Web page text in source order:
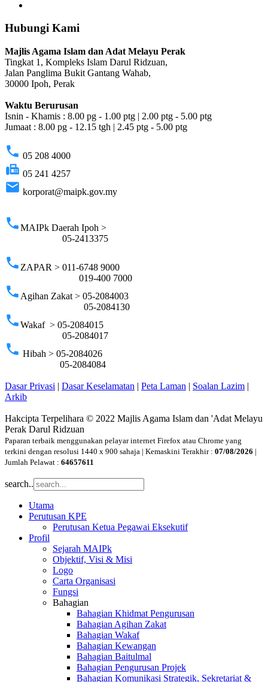
Hubungi Kami
Majlis Agama Islam dan Adat Melayu Perak
Tingkat 1, Kompleks Islam Darul Ridzuan,
Jalan Panglima Bukit Gantang Wahab,
30000 Ipoh, Perak
Waktu Berurusan
Isnin - Khamis : 8.00 pg - 1.00 ptg | 2.00 ptg - 5.00 ptg
Jumaat : 8.00 pg - 12.15 tgh | 2.45 ptg - 5.00 ptg
phone 05 208 4000
fax 05 241 4257
email korporat@maipk.gov.my
phoneMAIPk Daerah Ipoh >
05-2413375
phone ZAPAR > 011-6748 9000
019-400 7000
phone Agihan Zakat > 05-2084003
05-2084130
phoneWakaf > 05-2084015
05-2084017
phone Hibah > 05-2084026
05-2084084
Dasar Privasi | Dasar Keselamatan | Peta Laman | Soalan Lazim |
Arkib
Hakcipta Terpelihara © 2022 Majlis Agama Islam dan 'Adat Melayu
Perak Darul Ridzuan
Paparan terbaik menggunakan pelayar internet Firefox atau Chrome yang
terkini dengan resolusi 1440 x 900 sahaja | Kemaskini Terakhir : 07/08/2026 |
Jumlah Pelawat : 64657611
search..
Utama
Perutusan KPE
Perutusan Ketua Pegawai Eksekutif
Profil
Sejarah MAIPk
Objektif, Visi & Misi
Logo
Carta Organisasi
Fungsi
Bahagian
Bahagian Khidmat Pengurusan
Bahagian Agihan Zakat
Bahagian Wakaf
Bahagian Kewangan
Bahagian Baitulmal
Bahagian Pengurusan Projek
Bahagian Komunikasi Strategik, Sekretariat &